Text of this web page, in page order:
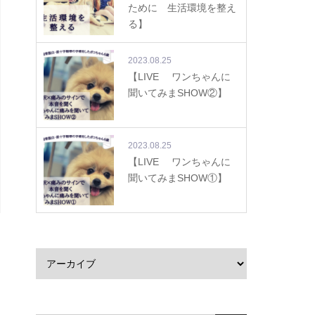
ために 生活環境を整え
る】
2023.08.25
【LIVE ワンちゃんに
聞いてみまSHOW②】
2023.08.25
【LIVE ワンちゃんに
聞いてみまSHOW①】